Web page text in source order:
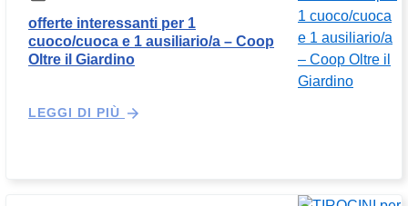
offerte interessanti per 1
cuoco/cuoca e 1 ausiliario/a – Coop
Oltre il Giardino
LEGGI DI PIÙ